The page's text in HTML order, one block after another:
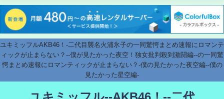
ユキミッフルAKB46！-二代目襲名火浦氷子の一同驚愕まとめ速報にロマンテ
ィックが止まらない？--僕が見たかった夜空！独女批判殺到激闘編--の一同驚
愕まとめ速報にロマンティックが止まらない？-僕の見たかった夜空編--僕の
見たかった星空編-
ユキミッフル--AKB46！--二代